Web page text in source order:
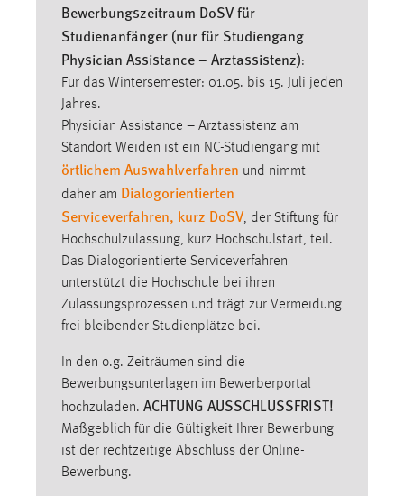
Bewerbungszeitraum DoSV für
Studienanfänger (nur für Studiengang
Physician Assistance – Arztassistenz):
Für das Wintersemester: 01.05. bis 15. Juli jeden
Jahres.
Physician Assistance – Arztassistenz am
Standort Weiden ist ein NC-Studiengang mit
örtlichem Auswahlverfahren und nimmt
daher am Dialogorientierten
Serviceverfahren, kurz DoSV, der Stiftung für
Hochschulzulassung, kurz Hochschulstart, teil.
Das Dialogorientierte Serviceverfahren
unterstützt die Hochschule bei ihren
Zulassungsprozessen und trägt zur Vermeidung
frei bleibender Studienplätze bei.
In den o.g. Zeiträumen sind die
Bewerbungsunterlagen im Bewerberportal
hochzuladen. ACHTUNG AUSSCHLUSSFRIST!
Maßgeblich für die Gültigkeit Ihrer Bewerbung
ist der rechtzeitige Abschluss der Online-
Bewerbung.
Login
Name:
fe_user, be_user, be_lastLoginProvider
Zweck:
Dieser Cookie ist notwendig um sich an der Website
einloggen zu können.
Cookie Laufzeit:
24 Stunden
STATISTIK
Statistik Cookies erfassen Informationen anonym.
Diese Informationen helfen uns zu verstehen, wie
Matomo
Name:
_pk_ref, _pk_cvar, _pk_id, _pk_ses
Zweck: